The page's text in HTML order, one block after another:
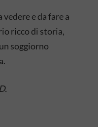
vedere e da fare a
ricco di storia,
soggiorno